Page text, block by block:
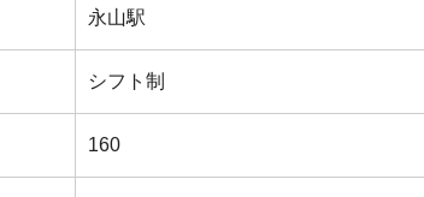
永山駅
シフト制
160